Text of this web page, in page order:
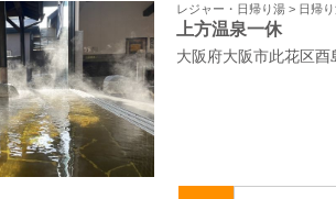
レジャー・日帰り湯 > 日帰
上方温泉一休
大阪府大阪市此花区酉